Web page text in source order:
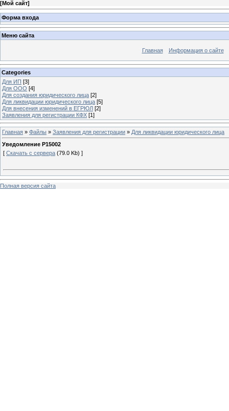
[Мой сайт]
Форма входа
Меню сайта
Главная Информация о сайте
Categories
Для ИП [3]
Для ООО [4]
Для создания юридического лица [2]
Для ликвидации юридического лица [5]
Для внесения изменений в ЕГРЮЛ [2]
Заявления для регистрации КФХ [1]
Главная » Файлы » Заявления для регистрации » Для ликвидации юридического лица
Уведомление Р15002
[ Скачать с сервера (79.0 Kb) ]
Полная версия сайта